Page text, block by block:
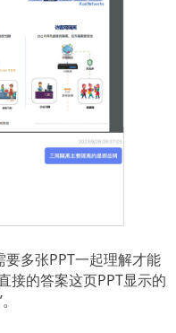
多张PPT一起理解才能
接的答案这页PPT显示的